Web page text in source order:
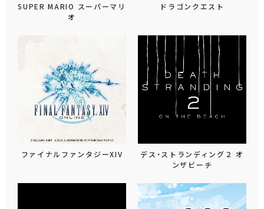
SUPER MARIO スーパーマリ
オ
ドラゴンクエスト
ファイナルファンタジーXIV
デス・ストランディング２ オ
ンザビーチ